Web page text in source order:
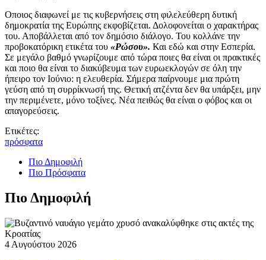
Οποιος διαφωνεί με τις κυβερνήσεις στη φιλελεύθερη δυτική
δημοκρατία της Ευρώπης εκφοβίζεται. Δολοφονείται ο χαρακτήρας
του. Αποβάλλεται από τον δημόσιο διάλογο. Του κολλάνε την
προβοκατόρικη ετικέτα του «Ρώσου». Και εδώ και στην Εσπερία.
Σε μεγάλο βαθμό γνωρίζουμε από τώρα ποιες θα είναι οι πρακτικές
και ποιο θα είναι το διακύβευμα των ευρωεκλογών σε όλη την
ήπειρο τον Ιούνιο: η ελευθερία. Σήμερα παίρνουμε μια πρώτη
γεύση από τη συρρίκνωσή της. Θετική ατζέντα δεν θα υπάρξει, μην
την περιμένετε, μόνο τοξίνες. Νέα πειθώς θα είναι ο φόβος και οι
απαγορεύσεις.
Ετικέτες:
πρόσφατα
Πιο Δημοφιλή
Πιο Πρόσφατα
Πιο Δημοφιλή
4 Αυγούστου 2026